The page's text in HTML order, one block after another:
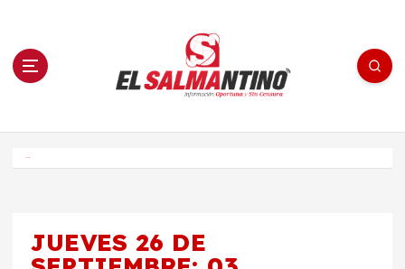
n El Salmantino - medios/noticias/editorial
JUEVES 26 DE